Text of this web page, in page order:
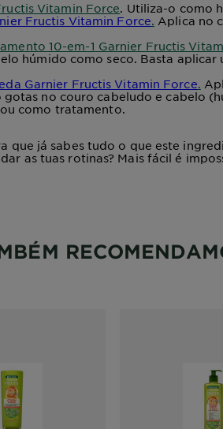
Vitamin Force. Utiliza-o como
Fructis Vitamin Force. Aplica no
10-em-1 Garnier Fructis
húmido como seco. Basta aplicar
Garnier Fructis Vitamin Force.
gotas no couro cabeludo e cabelo
como tratamento.
que já sabes tudo o que este
as tuas rotinas? Mais fácil é